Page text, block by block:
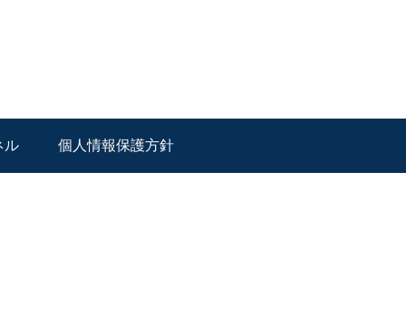
ル 個人情報保護方針